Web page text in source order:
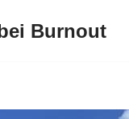
Burnout